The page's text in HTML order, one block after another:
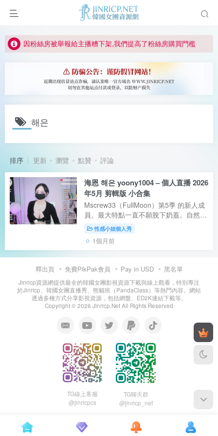
如何獲得 Jinricp.net 網站邀請碼
因粉絲房被舉報給主播糟下架,我們提高了粉絲房購買門檻
所有ED2K連結僅支援115網盤/PikPak網盤，其它網盤均不支援
關於 PikPak 下播放影片呈現 “一條線” 的問題報告
如何獲得 Jinricp.net 網站邀請碼
해은
排序 更新 瀏覽 點贊 評論
海恩 해은 yoony1004 – 個人直播 2026
年5月 剪輯版 小合集
Mscrew33（FullMoon）第5季 的新人成
員。最大特點一直不願脫下奶蓋。自然E
杯（cap-E），身高約165cm，屬於肉感
自然型。目前以團體合播和個人熱舞為
主，直播中會自然展示身材曲線，屬於新
性感小姐個人秀
1個月前
釋出頁 免費PikPak會員 Pay in USD 黑名單
Jinricp資源網提供最全的韓國女團影視資源下載與線上觀看，特別專注
於Jinricp、韓國女團直播秀、熊貓班（PandaClass）等熱門內容。網站
透過多種方式分享影視資源，包括網盤、ED2K連結下載等。
Copyright © 2026 Jinricp.Net All Rights Reserved
TG線上客服
@jinricpcs
TG聊天群
@jinricp_net